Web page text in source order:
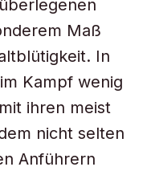
Maß
In
Kampf wenig
ihren meist
nicht selten
Anführern